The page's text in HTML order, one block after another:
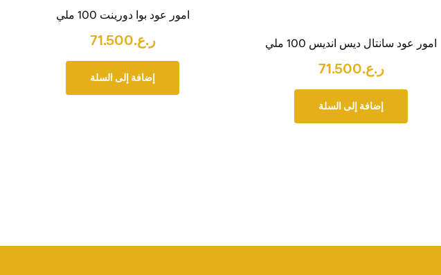
امور عود سانتال ديس انديس 100 ملي
ر.ع.71.500
إضافة إلى السلة
امور عود بوا دورينت 100 ملي
ر.ع.71.500
إضافة إلى السلة